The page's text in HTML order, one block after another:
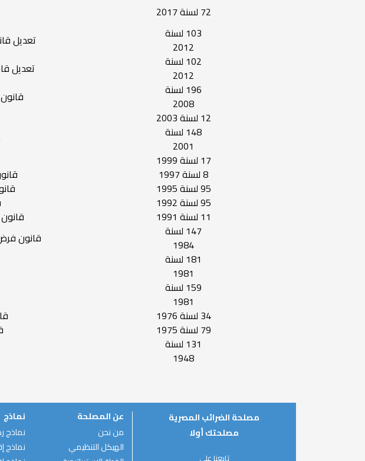
72 لسنة 2017
103 لسنة
2012
تعديل
102 لسنة
2012
تعديل
196 لسنة
2008
12 لسنة 2003
148 لسنة
2001
17 لسنة 1999
8 لسنة 1997
95 لسنة 1995
95 لسنة 1992
11 لسنة 1991
147 لسنة
1984
قانون فرض
181 لسنة
1981
159 لسنة
1981
34 لسنة 1976
79 لسنة 1975
131 لسنة
1948
مصلحة الضرائب المصرية
مصلحتك أولا
تابعنا على
عن المصلحة
من نحن
الهيكل التنظيمي
نماذج
نماذج
نماذج